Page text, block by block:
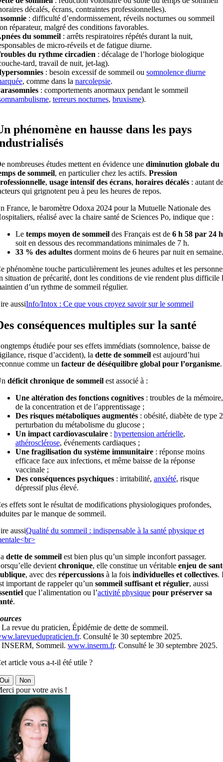
décalés, écrans, contraintes professionnelles).
: difficulté d’endormissement, réveils nocturnes ou sommeil
réparateur, malgré des conditions favorables.
du sommeil: arrêts respiratoires répétés durant la nuit,
de micro-réveils et de fatigue diurne.
du rythme circadien : décalage de l’horloge biologique
tard, travail de nuit, jet-lag).
: besoin excessif de sommeil ou somnolence diurne
, comme dans la narcolepsie.
: comportements anormaux pendant le sommeil
, terreurs nocturnes, bruxisme).
phénomène en hausse dans les pays
nombreuses études mettent en évidence une diminution globale du
de sommeil, en particulier chez les actifs. Pression
, usage intensif des écrans, horaires décalés: autant de
qui grignotent peu à peu les heures de repos.
France, le baromètre Odoxa 2024 pour la Mutuelle Nationale des
réalisé avec la chaire santé de Sciences Po, indique que :
Le temps moyen de sommeil des Français est de 6 h 58 par 24
soit en dessous des recommandations minimales de 7 h.
33 % des adultesdorment moins de 6 heures par nuit en semaine.
phénomène touche particulièrement les jeunes adultes et les
situation de précarité, dont les conditions de vie rendent plus difficile
d’un rythme de sommeil régulier.
aussiInfo/Intox : Ce que vous croyez savoir sur le sommeil
conséquences multiples sur la santé
étudiée pour ses effets immédiats (somnolence, baisse de
risque d’accident), la dette de sommeilest aujourd’hui
comme un facteur de déséquilibre global pour l’organisme.
déficit chronique de sommeilest associé à :
Une altération des fonctions cognitives: troubles de la mémoire,
de la concentration et de l’apprentissage ;
Des risques métaboliques augmentés: obésité, diabète de type
perturbation du métabolisme du glucose ;
Un impact cardiovasculaire: hypertension artérielle,
athérosclérose, événements cardiaques ;
Une fragilisation du système immunitaire: réponse moins
efficace face aux infections, et même baisse de la réponse
vaccinale ;
Des conséquences psychiques: irritabilité, anxiété, risque
dépressif plus élevé.
effets sont le résultat de modifications physiologiques profondes,
par le manque de sommeil.
aussiQualité du sommeil : indispensable à la santé physique et
dette de sommeilest bien plus qu’un simple inconfort passager.
devientchronique, elle constitue un véritable enjeu de
, avec des répercussionsà la fois individuelles et collectives.
important de rappeler qu’un sommeil suffisant et régulier, aussi
que l’alimentation ou l’activité physique pour préserver sa
.
revue du praticien, Épidémie de dette de sommeil.
. Consulté le 30 septembre 2025.
INSERM, Sommeil. www.inserm.fr. Consulté le 30 septembre 2025.
article vous a-t-il été utile ?
Non
pour votre avis !